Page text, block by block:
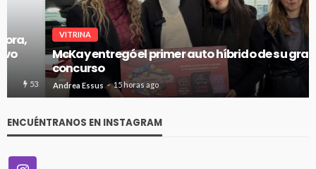
McKay entregó el primer auto híbrido de su gran
concurso
Andrea Essus 15 horas ago
ENCUÉNTRANOS EN INSTAGRAM